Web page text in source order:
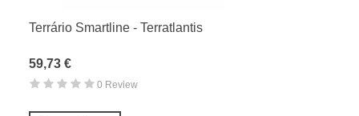
Sistemas de Chuva & Foggers
Acessórios & Decoração
Terrário Smartline - Terratlantis
59,73 €
0 Review